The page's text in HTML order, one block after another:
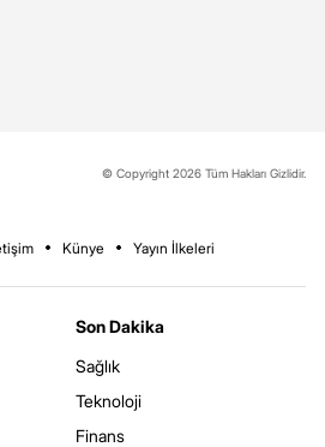
© Copyright 2026 Tüm Hakları Gizlidir.
Künye Yayın İlkeleri
Son Dakika
Sağlık
Teknoloji
Finans